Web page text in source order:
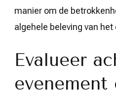
manier om de
algehele beleving van
Evalueer
evenement